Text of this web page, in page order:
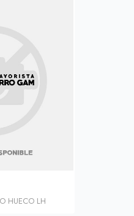
HUECO LH